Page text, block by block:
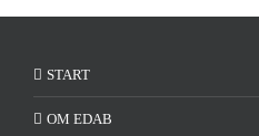
START
OM EDAB